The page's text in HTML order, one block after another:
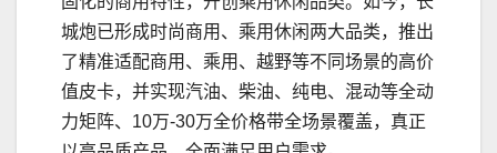
城炮已形成时尚商用、乘用休闲两大品类，推出
了精准适配商用、乘用、越野等不同场景的高价
值皮卡，并实现汽油、柴油、纯电、混动等全动
力矩阵、10万-30万全价格带全场景覆盖，真正